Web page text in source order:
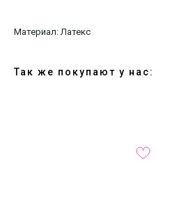
Материал: Латекс
Так же покупают у нас: